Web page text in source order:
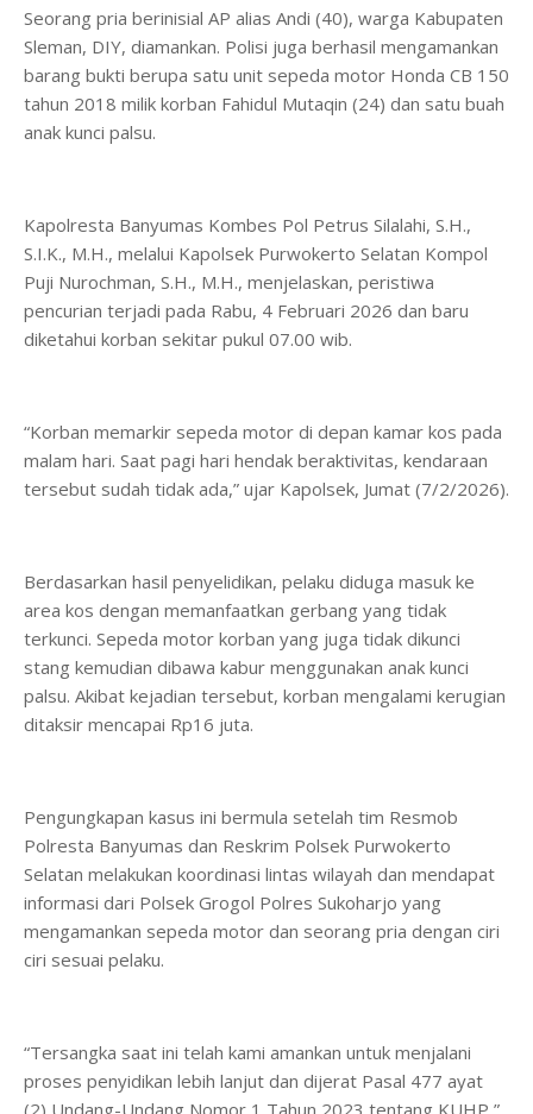
Seorang pria berinisial AP alias Andi (40), warga Kabupaten
Sleman, DIY, diamankan. Polisi juga berhasil mengamankan
barang bukti berupa satu unit sepeda motor Honda CB 150
tahun 2018 milik korban Fahidul Mutaqin (24) dan satu buah
anak kunci palsu.
Kapolresta Banyumas Kombes Pol Petrus Silalahi, S.H.,
S.I.K., M.H., melalui Kapolsek Purwokerto Selatan Kompol
Puji Nurochman, S.H., M.H., menjelaskan, peristiwa
pencurian terjadi pada Rabu, 4 Februari 2026 dan baru
diketahui korban sekitar pukul 07.00 wib.
“Korban memarkir sepeda motor di depan kamar kos pada
malam hari. Saat pagi hari hendak beraktivitas, kendaraan
tersebut sudah tidak ada,” ujar Kapolsek, Jumat (7/2/2026).
Berdasarkan hasil penyelidikan, pelaku diduga masuk ke
area kos dengan memanfaatkan gerbang yang tidak
terkunci. Sepeda motor korban yang juga tidak dikunci
stang kemudian dibawa kabur menggunakan anak kunci
palsu. Akibat kejadian tersebut, korban mengalami kerugian
ditaksir mencapai Rp16 juta.
Pengungkapan kasus ini bermula setelah tim Resmob
Polresta Banyumas dan Reskrim Polsek Purwokerto
Selatan melakukan koordinasi lintas wilayah dan mendapat
informasi dari Polsek Grogol Polres Sukoharjo yang
mengamankan sepeda motor dan seorang pria dengan ciri
ciri sesuai pelaku.
“Tersangka saat ini telah kami amankan untuk menjalani
proses penyidikan lebih lanjut dan dijerat Pasal 477 ayat